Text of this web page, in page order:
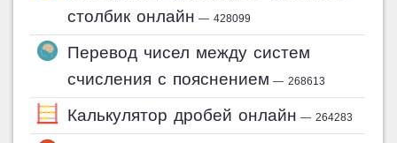
столбик онлайн — 428099
Перевод чисел между систем
счисления с пояснением — 268613
Калькулятор дробей онлайн — 264283